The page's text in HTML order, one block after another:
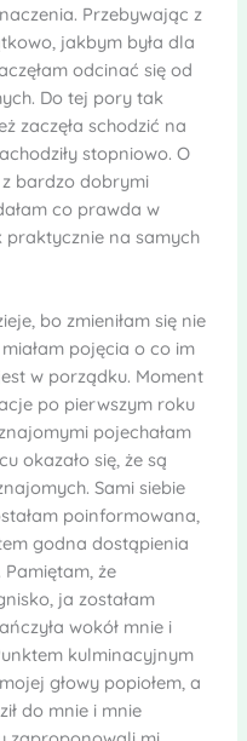
Przebywając z
jakbym była dla
odcinać się od
Do tej pory tak
zaczęła schodzić na
stopniowo. O
z bardzo dobrymi
co prawda w
praktycznie na samych
bo zmieniłam się nie
pojęcia o co im
w porządku. Moment
po pierwszym roku
pojechałam
okazało się, że są
Sami siebie
poinformowana,
godna dostąpienia
że
ja zostałam
wokół mnie i
kulminacyjnym
głowy popiołem, a
do mnie i mnie